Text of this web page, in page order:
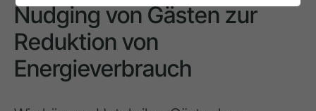
Nudging von Gästen zur
Reduktion von
Energieverbrauch